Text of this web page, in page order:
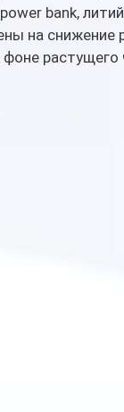
bank,
на снижение